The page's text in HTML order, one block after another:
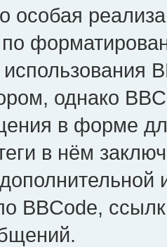
особая
однако
в форме
в нём
BBCode,